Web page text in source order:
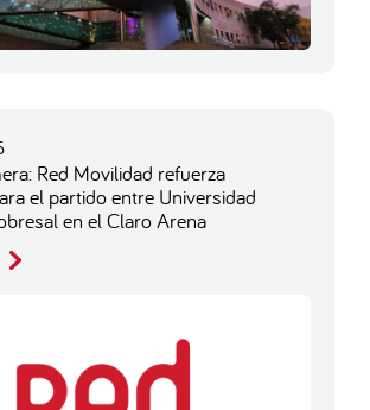
Red Movilidad refuerza
el partido entre Universidad
en el Claro Arena